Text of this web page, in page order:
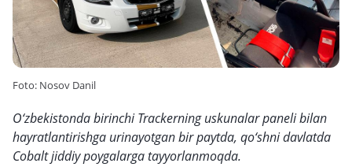
Foto: Nosov Danil
O‘zbekistonda birinchi Trackerning uskunalar paneli bilan
hayratlantirishga urinayotgan bir paytda, qo‘shni davlatda
Cobalt jiddiy poygalarga tayyorlanmoqda.